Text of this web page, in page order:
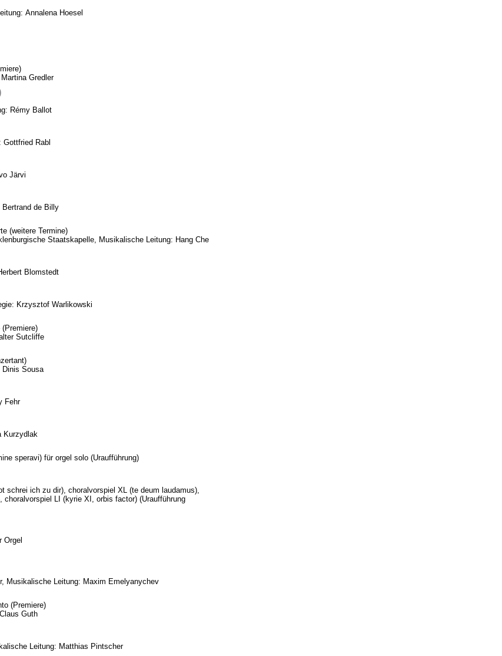
Annalena Hoesel
Gredler
Rémy Ballot
Rabl
Järvi
de Billy
(weitere Termine)
Staatskapelle, Musikalische Leitung: Hang Che
Blomstedt
Krzysztof Warlikowski
Sutcliffe
Dinis Sousa
Fehr
Kurzydlak
speravi) für orgel solo (Uraufführung)
schrei ich zu dir), choralvorspiel XL (te deum laudamus),
LI (kyrie XI, orbis factor) (Uraufführung
Orgel
Musikalische Leitung: Maxim Emelyanychev
(Premiere)
Guth
Leitung: Matthias Pintscher